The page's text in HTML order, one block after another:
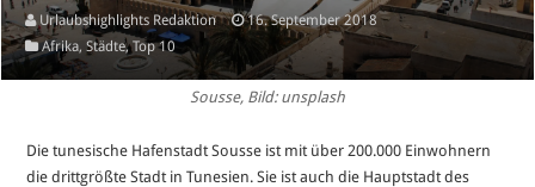
Urlaubshighlights Redaktion
16. September 2018
Afrika,Städte,Top 10
Sousse, Bild: unsplash
Die tunesische Hafenstadt Sousse ist mit über 200.000 Einwohnern
die drittgrößte Stadt in Tunesien. Sie ist auch die Hauptstadt des